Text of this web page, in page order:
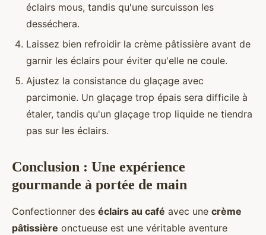
éclairs mous, tandis qu'une surcuisson les
desséchera.
Laissez bien refroidir la crème pâtissière avant de
garnir les éclairs pour éviter qu'elle ne coule.
Ajustez la consistance du glaçage avec
parcimonie. Un glaçage trop épais sera difficile à
étaler, tandis qu'un glaçage trop liquide ne tiendra
pas sur les éclairs.
Conclusion : Une expérience
gourmande à portée de main
Confectionner des éclairs au café avec une crème
pâtissière onctueuse est une véritable aventure